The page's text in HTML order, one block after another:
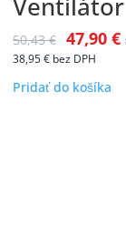
50,43€ 47,90 €
38,95€ bez DPH
Pridať do košíka